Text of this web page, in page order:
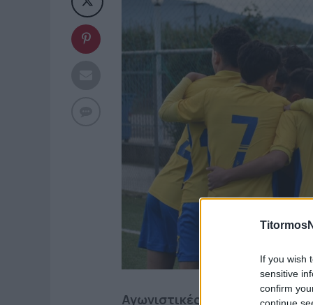
If you wish
sensitive
confirm
continue
Αγωνιστικές υποχρεώσεις